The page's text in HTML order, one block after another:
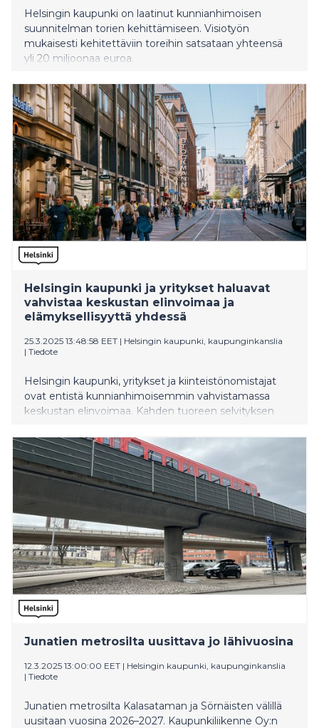
Helsingin kaupunki on laatinut kunnianhimoisen
suunnitelman torien kehittämiseen. Visiotyön
mukaisesti kehitettäviin toreihin satsataan yhteensä
yli 20 miljoonaa euroa.
Helsingin kaupunki ja yritykset haluavat
vahvistaa keskustan elinvoimaa ja
elämyksellisyyttä yhdessä
25.3.2025 13:48:58 EET | Helsingin kaupunki, kaupunginkanslia
| Tiedote
Helsingin kaupunki, yritykset ja kiinteistönomistajat
ovat entistä kunnianhimoisemmin vahvistamassa
keskustan elinvoimaa. Kahden tuoreen selvityksen
eläväisenä ja houkuttelevana paikkana, jossa on
helppo liikkua ja viihtyä.
Junatien metrosilta uusittava jo lähivuosina
12.3.2025 13:00:00 EET | Helsingin kaupunki, kaupunginkanslia
| Tiedote
Junatien metrosilta Kalasataman ja Sörnäisten välillä
uusitaan vuosina 2026–2027. Kaupunkiliikenne Oy:n